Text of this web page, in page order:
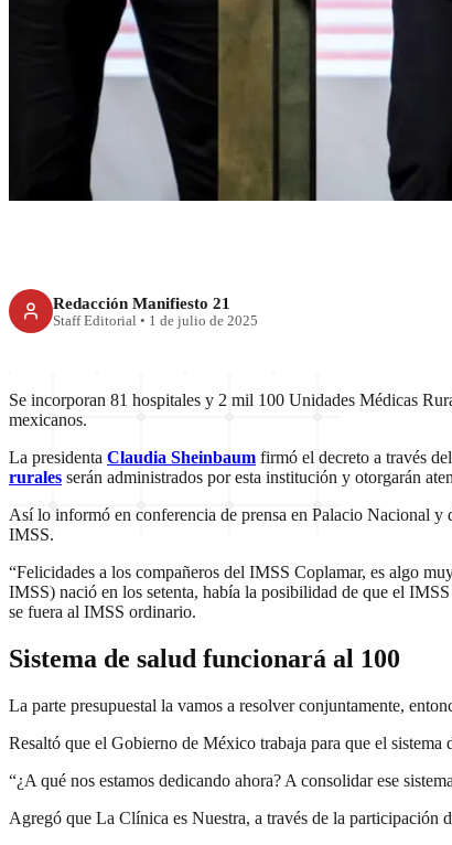
Sheinbaum
de hospitales
Redacción Manifiesto 21
Staff Editorial • 1 de julio de 2025
Se incorporan 81 hospitales y 2 mil 100 Unidades Médicas
mexicanos.
La presidenta Claudia Sheinbaum firmó el decreto a través
rurales serán administrados por esta institución y otorgarán
Así lo informó en conferencia de prensa en Palacio Nacional y
IMSS.
“Felicidades a los compañeros del IMSS Coplamar, es algo
IMSS) nació en los setenta, había la posibilidad de que el
se fuera al IMSS ordinario.
Sistema de salud funcionará al 100
La parte presupuestal la vamos a resolver conjuntamente,
Resaltó que el Gobierno de México trabaja para que el
“¿A qué nos estamos dedicando ahora? A consolidar ese
Agregó que La Clínica es Nuestra, a través de la participación